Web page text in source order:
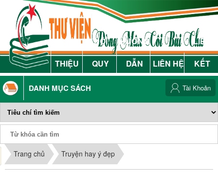
GIỚI
THIỆU
NỘI
QUY
HƯỚNG
DẪN
LIÊN HỆ
LIÊN
KẾT
DANH MỤC SÁCH
Phiếu Sách
Tài Khoản
Trang chủ Truyện hay ý đẹp